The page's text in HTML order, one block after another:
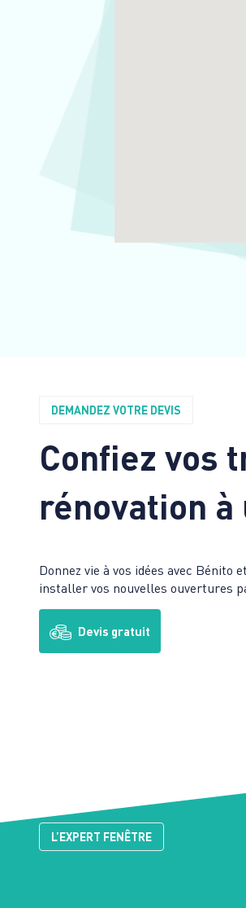
DEMANDEZ VOTRE DEVIS
Confiez vos
rénovation
Donnez vie à vos idées avec Bénito
installer vos nouvelles ouvertures
Devis gratuit
L’EXPERT FENÊTRE